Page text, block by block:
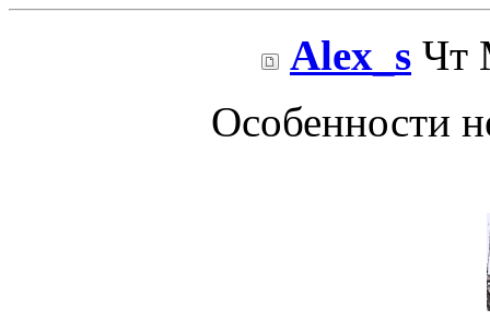
Alex_s Чт
Особенности